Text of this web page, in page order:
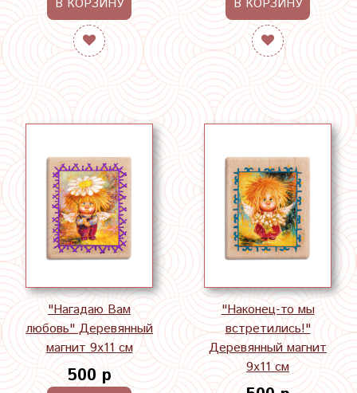
"Нагадаю Вам
любовь" Деревянный
магнит 9х11 см
500 р
"Наконец-то мы
встретились!"
Деревянный магнит
9х11 см